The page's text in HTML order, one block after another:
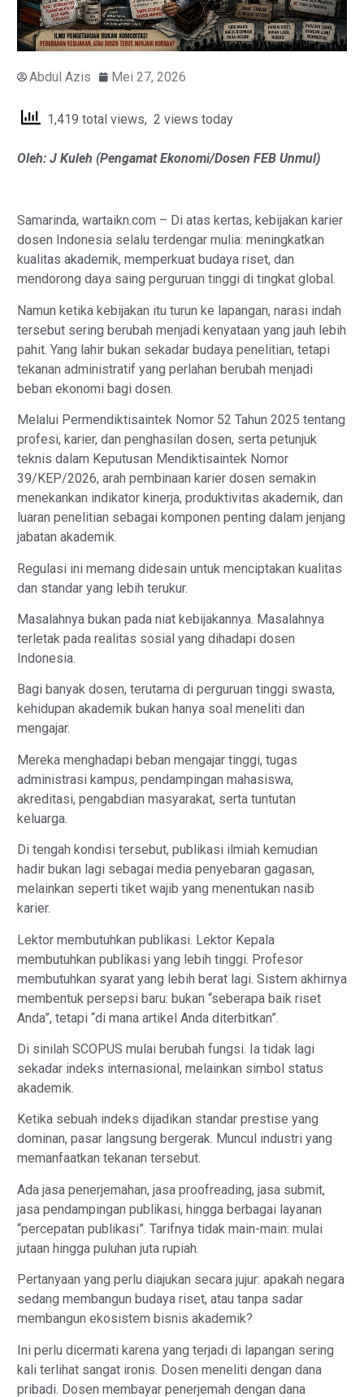
Abdul Azis Mei 27, 2026
1,419 total views, 2 views today
Oleh: J Kuleh (Pengamat Ekonomi/Dosen FEB Unmul)
Samarinda, wartaikn.com – Di atas kertas, kebijakan karier
dosen Indonesia selalu terdengar mulia: meningkatkan
kualitas akademik, memperkuat budaya riset, dan
mendorong daya saing perguruan tinggi di tingkat global.
Namun ketika kebijakan itu turun ke lapangan, narasi indah
tersebut sering berubah menjadi kenyataan yang jauh lebih
pahit. Yang lahir bukan sekadar budaya penelitian, tetapi
tekanan administratif yang perlahan berubah menjadi
beban ekonomi bagi dosen.
Melalui Permendiktisaintek Nomor 52 Tahun 2025 tentang
profesi, karier, dan penghasilan dosen, serta petunjuk
teknis dalam Keputusan Mendiktisaintek Nomor
39/KEP/2026, arah pembinaan karier dosen semakin
menekankan indikator kinerja, produktivitas akademik, dan
luaran penelitian sebagai komponen penting dalam jenjang
jabatan akademik.
Regulasi ini memang didesain untuk menciptakan kualitas
dan standar yang lebih terukur.
Masalahnya bukan pada niat kebijakannya. Masalahnya
terletak pada realitas sosial yang dihadapi dosen
Indonesia.
Bagi banyak dosen, terutama di perguruan tinggi swasta,
kehidupan akademik bukan hanya soal meneliti dan
mengajar.
Mereka menghadapi beban mengajar tinggi, tugas
administrasi kampus, pendampingan mahasiswa,
akreditasi, pengabdian masyarakat, serta tuntutan
keluarga.
Di tengah kondisi tersebut, publikasi ilmiah kemudian
hadir bukan lagi sebagai media penyebaran gagasan,
melainkan seperti tiket wajib yang menentukan nasib
karier.
Lektor membutuhkan publikasi. Lektor Kepala
membutuhkan publikasi yang lebih tinggi. Profesor
membutuhkan syarat yang lebih berat lagi. Sistem akhirnya
membentuk persepsi baru: bukan “seberapa baik riset
Anda”, tetapi “di mana artikel Anda diterbitkan”.
Di sinilah SCOPUS mulai berubah fungsi. Ia tidak lagi
sekadar indeks internasional, melainkan simbol status
akademik.
Ketika sebuah indeks dijadikan standar prestise yang
dominan, pasar langsung bergerak. Muncul industri yang
memanfaatkan tekanan tersebut.
Ada jasa penerjemahan, jasa proofreading, jasa submit,
jasa pendampingan publikasi, hingga berbagai layanan
“percepatan publikasi”. Tarifnya tidak main-main: mulai
jutaan hingga puluhan juta rupiah.
Pertanyaan yang perlu diajukan secara jujur: apakah negara
sedang membangun budaya riset, atau tanpa sadar
membangun ekosistem bisnis akademik?
Ini perlu dicermati karena yang terjadi di lapangan sering
kali terlihat sangat ironis. Dosen meneliti dengan dana
pribadi. Dosen membayar penerjemah dengan dana